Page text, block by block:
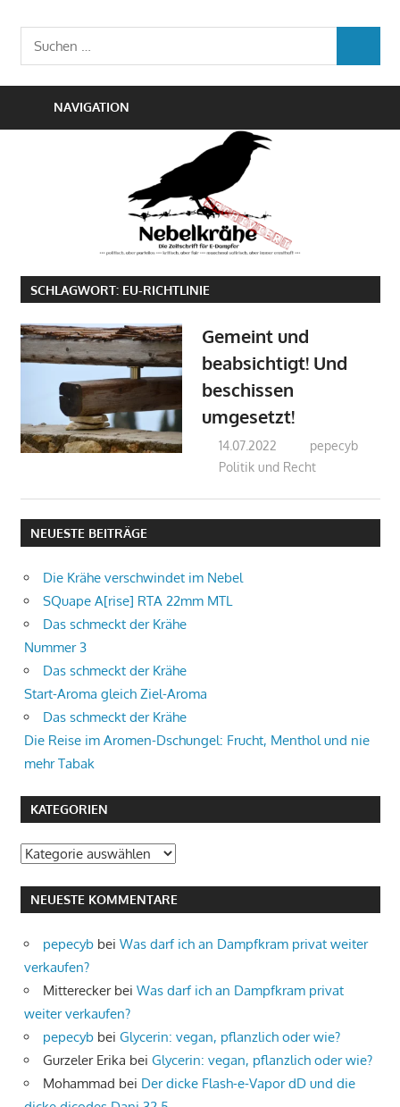
Inhalt
springen
Die
Zeitschrift
Suchen
nach:
NAVIGATION
SCHLAGWORT: EU-RICHTLINIE
Gemeint und
beabsichtigt! Und
beschissen
umgesetzt!
14.07.2022
pepecyb
Politik und Recht
NEUESTE BEITRÄGE
Die Krähe verschwindet im Nebel
SQuape A[rise] RTA 22mm MTL
Das schmeckt der Krähe
Nummer 3
Das schmeckt der Krähe
Start-Aroma gleich Ziel-Aroma
Das schmeckt der Krähe
Die Reise im Aromen-Dschungel: Frucht, Menthol und nie
mehr Tabak
KATEGORIEN
Kategorien
NEUESTE KOMMENTARE
pepecyb bei Was darf ich an Dampfkram privat weiter
verkaufen?
Mittereckerbei Was darf ich an Dampfkram privat
weiter verkaufen?
pepecyb bei Glycerin: vegan, pflanzlich oder wie?
Gurzeler Erika bei Glycerin: vegan, pflanzlich oder wie?
Mohammad bei Der dicke Flash-e-Vapor dD und die